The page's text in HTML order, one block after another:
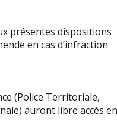
dispositions
en cas d’infraction
(Police Territoriale,
auront libre accès